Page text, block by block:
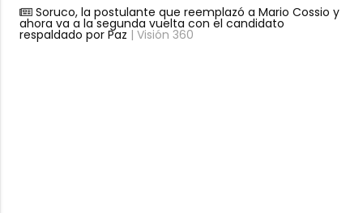
Soruco, la postulante que reemplazó a Mario Cossio y
ahora va a la segunda vuelta con el candidato
respaldado por Paz | Visión 360